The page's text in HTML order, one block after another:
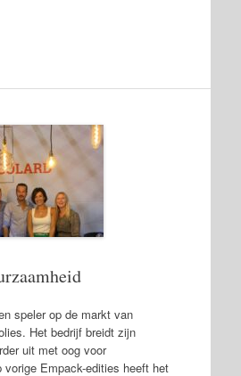
speler op de markt van
Het bedrijf breidt zijn
uit met oog voor
vorige Empack-edities heeft het